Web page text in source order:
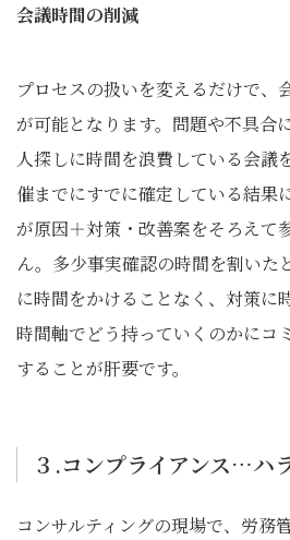
会議時間の削減
プロセスの扱いを変えるだけで、
が可能となります。問題や不具合
人探しに時間を浪費している会議
催までにすでに確定している結果
が原因＋対策・改善案をそろえて
ん。多少事実確認の時間を割いた
に時間をかけることなく、対策に
時間軸でどう持っていくのかにコ
することが肝要です。
３.コンプライアンス…ハ
コンサルティングの現場で、労務